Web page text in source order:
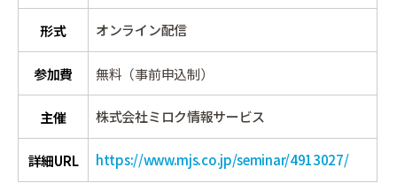
形式 オンライン配信
参加費 無料（事前申込制）
主催 株式会社ミロク情報サービス
詳細URL https://www.mjs.co.jp/seminar/4913027/